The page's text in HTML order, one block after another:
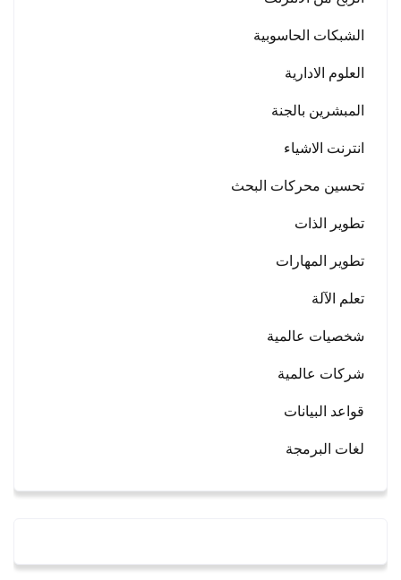
الشبكات الحاسوبية
العلوم الادارية
المبشرين بالجنة
انترنت الاشياء
تحسين محركات البحث
تطوير الذات
تطوير المهارات
تعلم الآلة
شخصيات عالمية
شركات عالمية
قواعد البيانات
لغات البرمجة